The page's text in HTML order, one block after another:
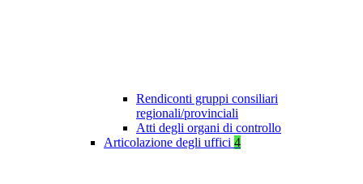
Rendiconti gruppi consiliari
regionali/provinciali
Atti degli organi di controllo
Articolazione degli uffici 4